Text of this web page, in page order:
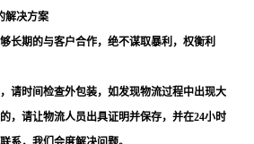
解决方案
长期的与客户合作，绝不谋取暴利，权衡利
请时间检查外包装，如发现物流过程中出现大
，请让物流人员出具证明并保存，并在24小时